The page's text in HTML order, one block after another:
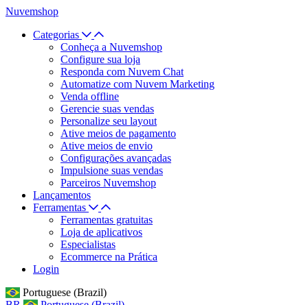
Nuvemshop
Categorias
Conheça a Nuvemshop
Configure sua loja
Responda com Nuvem Chat
Automatize com Nuvem Marketing
Venda offline
Gerencie suas vendas
Personalize seu layout
Ative meios de pagamento
Ative meios de envio
Configurações avançadas
Impulsione suas vendas
Parceiros Nuvemshop
Lançamentos
Ferramentas
Ferramentas gratuitas
Loja de aplicativos
Especialistas
Ecommerce na Prática
Login
Portuguese (Brazil)